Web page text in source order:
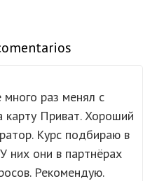
раз менял с
карту Приват. Хороший
Курс подбираю в
них они в партнёрах
Рекомендую.